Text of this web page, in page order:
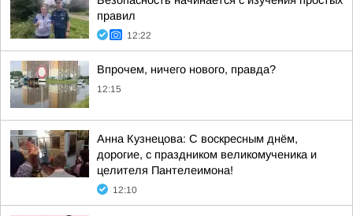
правил
12:22
Впрочем, ничего нового, правда?
12:15
Анна Кузнецова: С воскресным днём,
дорогие, с праздником великомученика и
целителя Пантелеимона!
12:10